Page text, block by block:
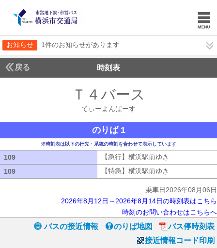
お知らせ 1件のお知らせがあります
戻る 時刻表
Ｔ４バース
てぃーよんばーす
のりば 1
※時刻表は以下の行先・系統の時刻を合わせて表示しています
109 【急行】横浜駅前ゆき
109
【特急】横浜駅前ゆき
乗車日2026年08月06日
2026年8月12日～2026年8月14日の時刻表はこちら
時刻のお問い合わせはこちらへ
バスの接近情報 のりば地図
バス停時刻表
接近情報コード印刷